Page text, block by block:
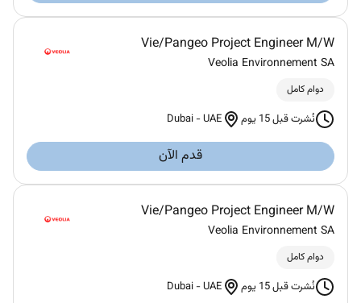
Vie/Pangeo Project Engineer M/W
Veolia Environnement SA
دوام كامل
نُشرت قبل 15 يوم Dubai -UAE
قدم الآن
Vie/Pangeo Project Engineer M/W
Veolia Environnement SA
دوام كامل
نُشرت قبل 15 يوم Dubai -UAE